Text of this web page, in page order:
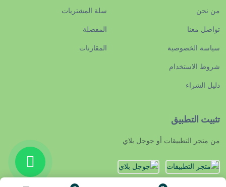
من نحن
تواصل معنا
سياسة الخصوصية
شروط الاستخدام
دليل الشراء
سلة المشتريات
المفضلة
المقارنات
تثبيت التطبيق
من متجر التطبيقات أو جوجل بلاي